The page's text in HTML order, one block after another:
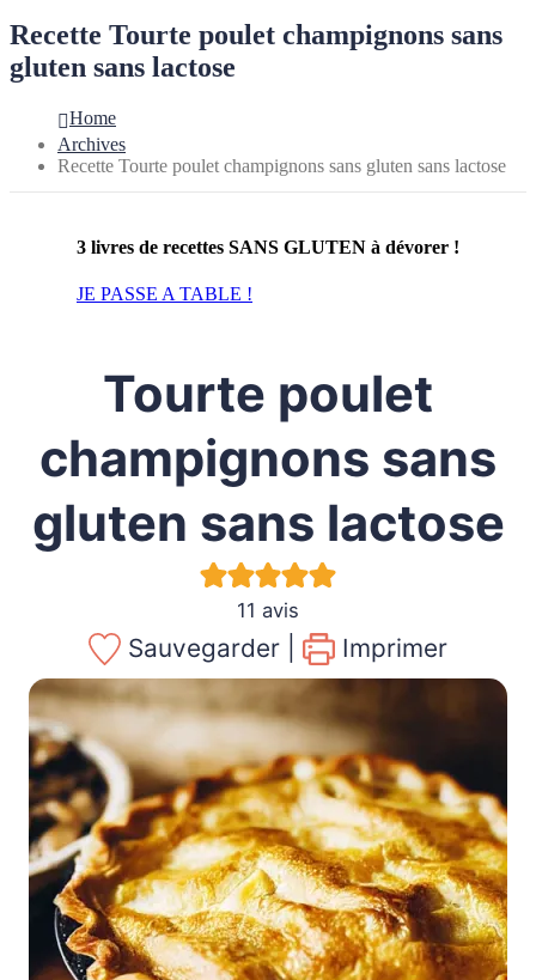
Recette Tourte poulet champignons sans
gluten sans lactose
Home
Archives
Recette Tourte poulet champignons sans gluten sans lactose
3 livres de recettes SANS GLUTEN à dévorer !
JE PASSE A TABLE !
Tourte poulet
champignons sans
gluten sans lactose
11 avis
Sauvegarder | Imprimer